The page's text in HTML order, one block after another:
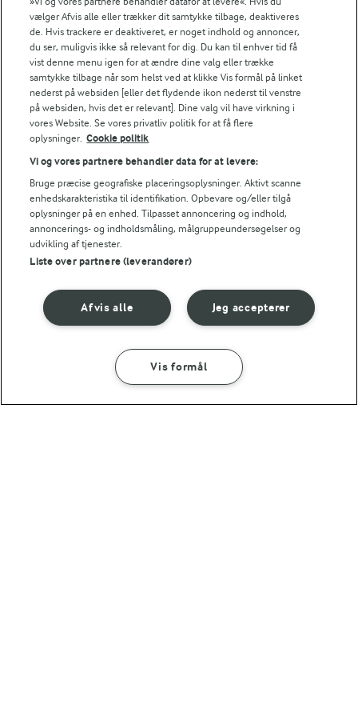
30 MIN
Kaffeis
(17)
Andre gode forslag
SÅDAN GØR DU INGREDIENSER
vælger Afvis alle eller trækker dit samtykke tilbage, deaktiveres
de. Hvis trackere er deaktiveret, er noget indhold og annoncer,
du ser, muligvis ikke så relevant for dig. Du kan til enhver tid få
vist denne menu igen for at ændre dine valg eller trække
samtykke tilbage når som helst ved at klikke Vis formål på linket
nederst på websiden [eller det flydende ikon nederst til venstre
på websiden, hvis det er relevant]. Dine valg vil have virkning i
vores Website. Se vores privatliv politik for at få flere
oplysninger. Cookie politik
Vi og vores partnere behandler data for at levere:
Bruge præcise geografiske placeringsoplysninger. Aktivt scanne
enhedskarakteristika til identifikation. Opbevare og/eller tilgå
oplysninger på en enhed. Tilpasset annoncering og indhold,
annoncerings- og indholdsmåling, målgruppeundersøgelser og
udvikling af tjenester.
Liste over partnere (leverandører)
Jeg accepterer
Afvis alle
Vis formål